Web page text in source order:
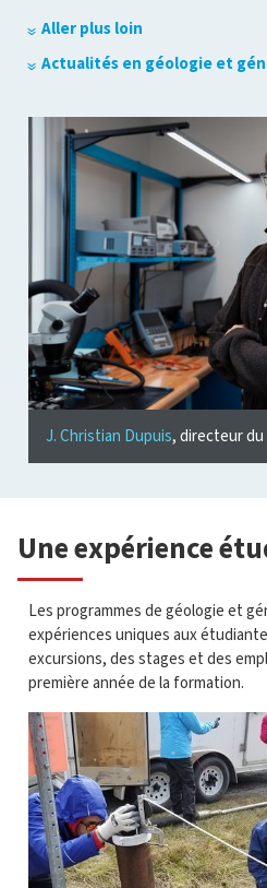
Aller plus loin
Actualités en géologie et
J. Christian Dupuis, directeur
Une expérience
Les programmes de géologie et
expériences uniques aux
excursions, des stages et des
première année de la formation.